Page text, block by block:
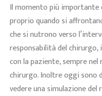
Il momento più importante
proprio quando si
che si nutrono verso
responsabilità del chirurgo,
con la paziente, sempre
chirurgo. Inoltre oggi sono
vedere una simulazione del